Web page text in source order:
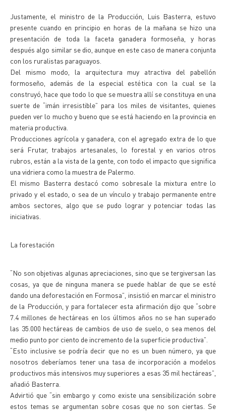
Justamente, el ministro de la Producción, Luis Basterra, estuvo
presente cuando en principio en horas de la mañana se hizo una
presentación de toda la faceta ganadera formoseña, y horas
después algo similar se dio, aunque en este caso de manera conjunta
con los ruralistas paraguayos.
Del mismo modo, la arquitectura muy atractiva del pabellón
formoseño, además de la especial estética con la cual se la
construyó, hace que todo lo que se muestra allí se constituya en una
suerte de “imán irresistible” para los miles de visitantes, quienes
pueden ver lo mucho y bueno que se está haciendo en la provincia en
materia productiva.
Producciones agrícola y ganadera, con el agregado extra de lo que
será Frutar, trabajos artesanales, lo forestal y en varios otros
rubros, están a la vista de la gente, con todo el impacto que significa
una vidriera como la muestra de Palermo.
El mismo Basterra destacó como sobresale la mixtura entre lo
privado y el estado, o sea de un vínculo y trabajo permanente entre
ambos sectores, algo que se pudo lograr y potenciar todas las
iniciativas.
La forestación
“No son objetivas algunas apreciaciones, sino que se tergiversan las
cosas, ya que de ninguna manera se puede hablar de que se esté
dando una deforestación en Formosa”, insistió en marcar el ministro
de la Producción, y para fortalecer esta afirmación dijo que “sobre
7.4 millones de hectáreas en los últimos años no se han superado
las 35.000 hectáreas de cambios de uso de suelo, o sea menos del
medio punto por ciento de incremento de la superficie productiva”.
“Esto inclusive se podría decir que no es un buen número, ya que
nosotros deberíamos tener una tasa de incorporación a modelos
productivos más intensivos muy superiores a esas 35 mil hectáreas”,
añadió Basterra.
Advirtió que “sin embargo y como existe una sensibilización sobre
estos temas se argumentan sobre cosas que no son ciertas. Se